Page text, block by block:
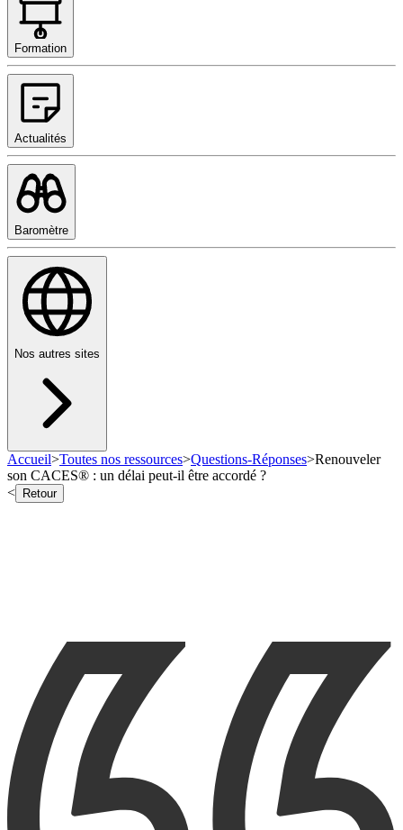
Formation
Actualités
Baromètre
Nos autres sites
Accueil>Toutes nos ressources>Questions-Réponses>Renouveler
son CACES® : un délai peut-il être accordé ?
<
Retour